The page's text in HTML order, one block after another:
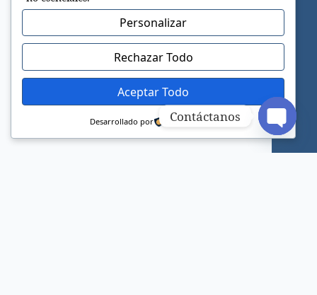
Personalizar
Rechazar Todo
Aceptar Todo
Desarrollado por Contáctanos
Open